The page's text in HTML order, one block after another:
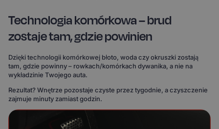
Technologia komórkowa – brud
zostaje tam, gdzie powinien
Dzięki technologii komórkowej błoto, woda czy okruszki zostają
tam, gdzie powinny – rowkach/komórkach dywanika, a nie na
wykładzinie Twojego auta.
Rezultat? Wnętrze pozostaje czyste przez tygodnie, a czyszczenie
zajmuje minuty zamiast godzin.